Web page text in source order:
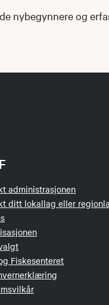
nybegynnere og
administrasjonen
ditt lokallag eller
Fiskesenteret